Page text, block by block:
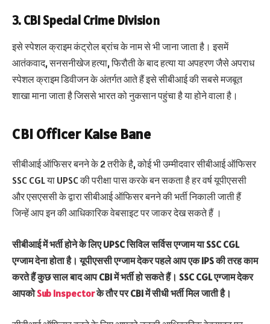
3. CBI Special Crime Division
इसे स्पेशल क्राइम कंट्रोल ब्रांच के नाम से भी जाना जाता है। इसमें
आतंकवाद, सनसनीखेज हत्या, फिरौती के बाद हत्या या अपहरण जैसे अपराध
स्पेशल क्राइम डिवीजन के अंतर्गत आते हैं इसे सीबीआई की सबसे मजबूत
शाखा माना जाता है जिससे भारत को नुकसान पहुंचा है या होने वाला है।
CBI Officer Kaise Bane
सीबीआई ऑफिसर बनने के 2 तरीके है, कोई भी उम्मीदवार सीबीआई ऑफिसर
SSC CGL या UPSC की परीक्षा पास करके बन सकता है हर वर्ष यूपीएससी
और एसएससी के द्वारा सीबीआई ऑफिसर बनने की भर्ती निकाली जाती हैं
जिन्हें आप इन की आधिकारिक वेबसाइट पर जाकर देख सकते हैं ।
सीबीआई में भर्ती होने के लिए UPSC सिविल सर्विस एग्जाम या SSC CGL
एग्जाम देना होता है। यूपीएससी एग्जाम देकर पहले आप एक IPS की तरह काम
करते हैं कुछ साल बाद आप CBI में भर्ती हो सकते हैं। SSC CGL एग्जाम देकर
आपकोSub Inspectorके तौर पर CBI में सीधी भर्ती मिल जाती है।